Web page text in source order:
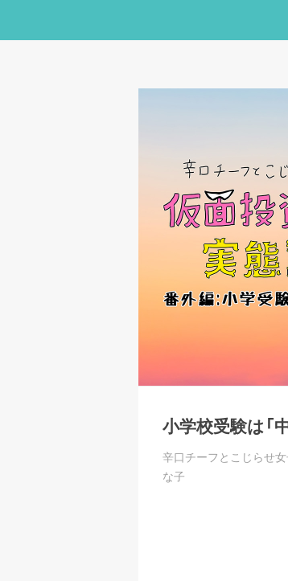
小学校受験は「
辛口チーフとこじらせ女
な子